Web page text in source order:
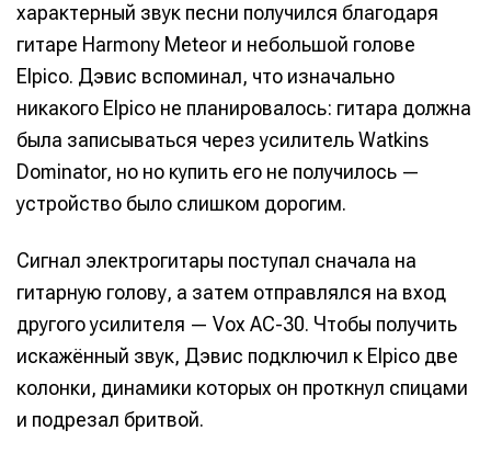
характерный звук песни получился благодаря
гитаре Harmony Meteor и небольшой голове
Elpico. Дэвис вспоминал, что изначально
никакого Elpico не планировалось: гитара должна
была записываться через усилитель Watkins
Dominator, но но купить его не получилось —
устройство было слишком дорогим.
Сигнал электрогитары поступал сначала на
гитарную голову, а затем отправлялся на вход
другого усилителя — Vox AC-30. Чтобы получить
искажённый звук, Дэвис подключил к Elpico две
колонки, динамики которых он проткнул спицами
и подрезал бритвой.